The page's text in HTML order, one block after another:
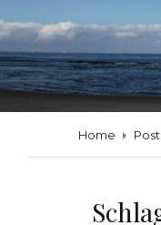
Home